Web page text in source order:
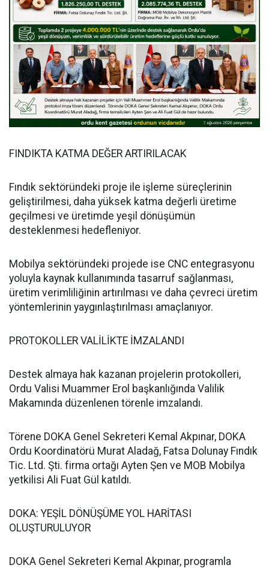
FINDIKTA KATMA DEĞER ARTIRILACAK
Fındık sektöründeki proje ile işleme süreçlerinin
geliştirilmesi, daha yüksek katma değerli üretime
geçilmesi ve üretimde yeşil dönüşümün
desteklenmesi hedefleniyor.
Mobilya sektöründeki projede ise CNC entegrasyonu
yoluyla kaynak kullanımında tasarruf sağlanması,
üretim verimliliğinin artırılması ve daha çevreci üretim
yöntemlerinin yaygınlaştırılması amaçlanıyor.
PROTOKOLLER VALİLİKTE İMZALANDI
Destek almaya hak kazanan projelerin protokolleri,
Ordu Valisi Muammer Erol başkanlığında Valilik
Makamında düzenlenen törenle imzalandı.
Törene DOKA Genel Sekreteri Kemal Akpınar, DOKA
Ordu Koordinatörü Murat Aladağ, Fatsa Dolunay Fındık
Tic. Ltd. Şti. firma ortağı Ayten Şen ve MOB Mobilya
yetkilisi Ali Fuat Gül katıldı.
DOKA: YEŞİL DÖNÜŞÜME YOL HARİTASI
OLUŞTURULUYOR
DOKA Genel Sekreteri Kemal Akpınar, programla